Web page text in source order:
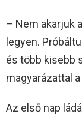
– Nem akarjuk
legyen.
és több kisebb
magyarázattal
Az első nap